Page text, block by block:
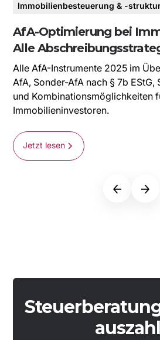
Immobilienbesteuerung & -
AfA-Optimierung bei
Alle
Alle AfA-Instrumente 2025 im
AfA, Sonder-AfA nach § 7b
und Kombinationsmöglichkeiten
Immobilieninvestoren.
Jetzt lesen